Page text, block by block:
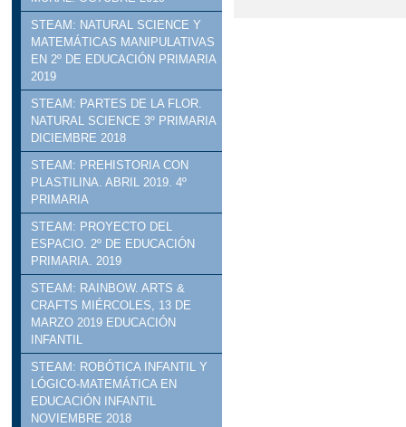
STEAM: NATURAL SCIENCE Y
MATEMÁTICAS MANIPULATIVAS
EN 2º DE EDUCACIÓN PRIMARIA
2019
STEAM: PARTES DE LA FLOR.
NATURAL SCIENCE 3º PRIMARIA
DICIEMBRE 2018
STEAM: PREHISTORIA CON
PLASTILINA. ABRIL 2019. 4º
PRIMARIA
STEAM: PROYECTO DEL
ESPACIO. 2º DE EDUCACIÓN
PRIMARIA. 2019
STEAM: RAINBOW. ARTS &
CRAFTS MIÉRCOLES, 13 DE
MARZO 2019 EDUCACIÓN
INFANTIL
STEAM: ROBÓTICA INFANTIL Y
LÓGICO-MATEMÁTICA EN
EDUCACIÓN INFANTIL
NOVIEMBRE 2018